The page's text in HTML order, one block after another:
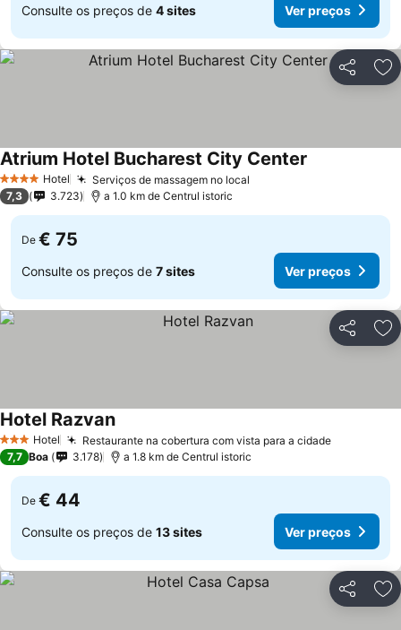
Consulte os preços de 4 sites Ver preços
Partilhar
4 EstrelasHotel Serviços de massagem no local
Atrium Hotel Bucharest City Center
7,3 3.723 a 1.0 km de Centrul istoric
De € 75
Consulte os preços de 7 sites Ver preços
Partilhar
3 EstrelasHotel Restaurante na cobertura com vista para a cidade
Hotel Razvan
7,7 Boa 3.178 a 1.8 km de Centrul istoric
De € 44
Consulte os preços de 13 sites Ver preços
Partilhar